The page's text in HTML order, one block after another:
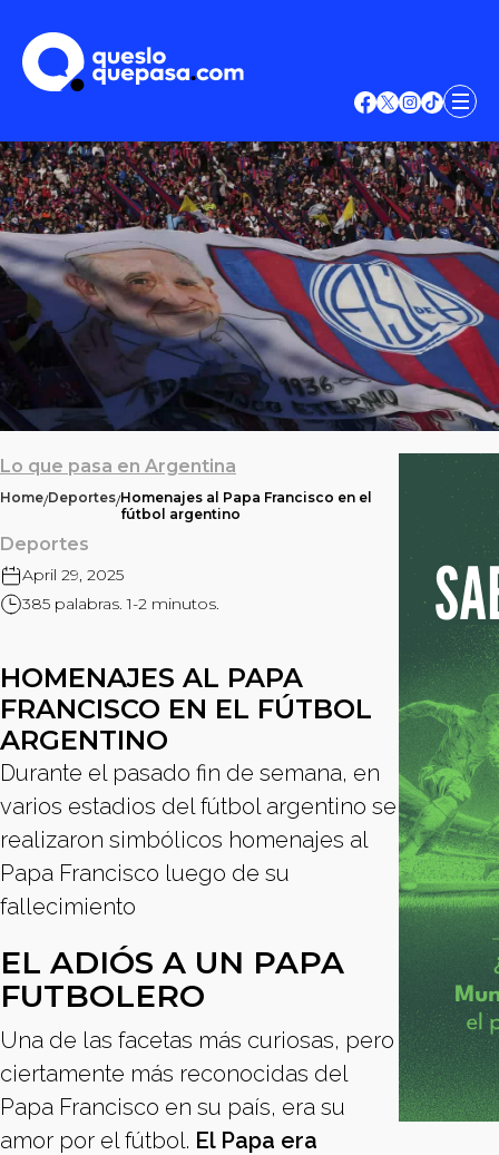
Lo que pasa en Argentina
Home/Deportes/Homenajes al Papa Francisco en el
fútbol argentino
Deportes
April 29, 2025
385 palabras. 1-2 minutos.
HOMENAJES AL PAPA
FRANCISCO EN EL FÚTBOL
ARGENTINO
Durante el pasado fin de semana, en
varios estadios del fútbol argentino se
realizaron simbólicos homenajes al
Papa Francisco luego de su
fallecimiento
EL ADIÓS A UN PAPA
FUTBOLERO
Una de las facetas más curiosas, pero
ciertamente más reconocidas del
Papa Francisco en su país, era su
amor por el fútbol. El Papa era